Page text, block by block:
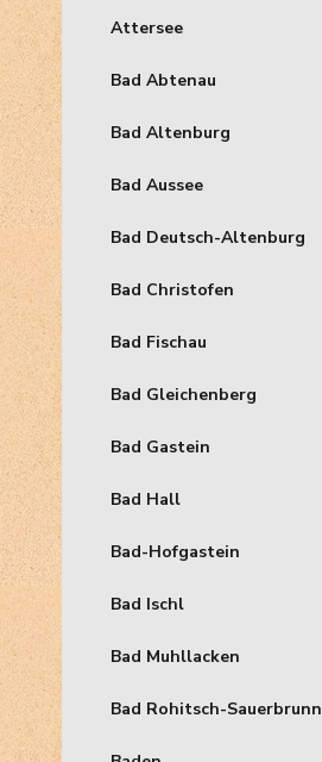
Attersee
Bad Abtenau
Bad Altenburg
Bad Aussee
Bad Deutsch-Altenburg
Bad Christofen
Bad Fischau
Bad Gleichenberg
Bad Gastein
Bad Hall
Bad-Hofgastein
Bad Ischl
Bad Muhllacken
Bad Rohitsch-Sauerbrunn